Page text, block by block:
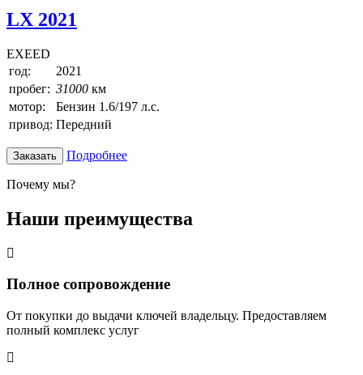
LX 2021
EXEED
год:
2021
пробег: 31000 км
мотор:
Бензин 1.6/197 л.с.
привод: Передний
Заказать Подробнее
Почему мы?
Наши преимущества
Полное сопровождение
От покупки до выдачи ключей владельцу. Предоставляем
полный комплекс услуг